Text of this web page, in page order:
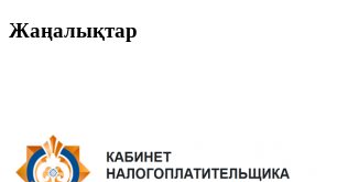
Жаңалықтар